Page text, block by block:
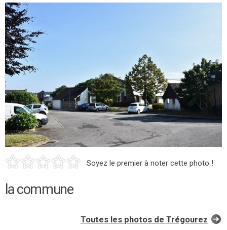
Soyez le premier à noter cette photo !
la commune
Toutes les photos de Trégourez